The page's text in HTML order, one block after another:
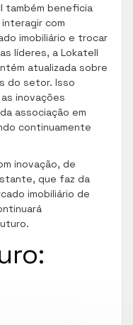
também beneficia
com
imobiliário e trocar
líderes, a Lokatell
atualizada sobre
do setor. Isso
inovações
associação em
continuamente
inovação, de
que faz da
imobiliário de